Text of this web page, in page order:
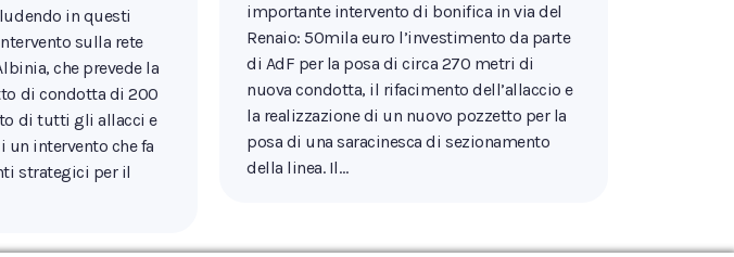
in questi
sulla rete
che prevede la
di condotta di 200
di tutti gli allacci e
un intervento che fa
strategici per il
importante intervento di bonifica in via del
Renaio: 50mila euro l’investimento da parte
di AdF per la posa di circa 270 metri di
nuova condotta, il rifacimento dell’allaccio e
la realizzazione di un nuovo pozzetto per la
posa di una saracinesca di sezionamento
della linea. Il…